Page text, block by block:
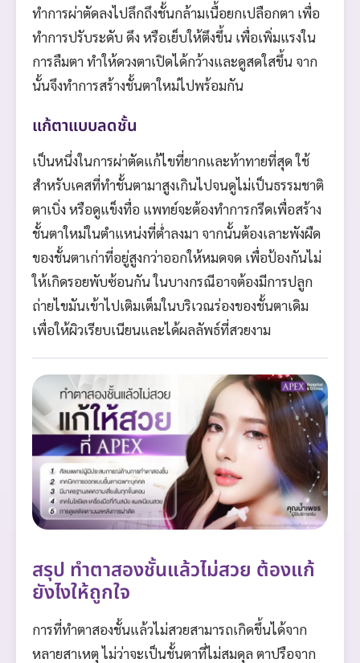
ทำการผ่าตัดลงไปลึกถึงชั้นกล้ามเนื้อยกเปลือกตา เพื่อ
ทำการปรับระดับ ดึง หรือเย็บให้ตึงขึ้น เพื่อเพิ่มแรงใน
การลืมตา ทำให้ดวงตาเปิดได้กว้างและดูสดใสขึ้น จาก
นั้นจึงทำการสร้างชั้นตาใหม่ไปพร้อมกัน
แก้ตาแบบลดชั้น
เป็นหนึ่งในการผ่าตัดแก้ไขที่ยากและท้าทายที่สุด ใช้
สำหรับเคสที่ทำชั้นตามาสูงเกินไปจนดูไม่เป็นธรรมชาติ
ตาเบิ่ง หรือดูแข็งทื่อ แพทย์จะต้องทำการกรีดเพื่อสร้าง
ชั้นตาใหม่ในตำแหน่งที่ต่ำลงมา จากนั้นต้องเลาะพังผืด
ของชั้นตาเก่าที่อยู่สูงกว่าออกให้หมดจด เพื่อป้องกันไม่
ให้เกิดรอยพับซ้อนกัน ในบางกรณีอาจต้องมีการปลูก
ถ่ายไขมันเข้าไปเติมเต็มในบริเวณร่องของชั้นตาเดิม
เพื่อให้ผิวเรียบเนียนและได้ผลลัพธ์ที่สวยงาม
สรุป ทำตาสองชั้นแล้วไม่สวย ต้องแก้
ยังไงให้ถูกใจ
การที่ทำตาสองชั้นแล้วไม่สวยสามารถเกิดขึ้นได้จาก
หลายสาเหตุ ไม่ว่าจะเป็นชั้นตาที่ไม่สมดุล ตาปรือจาก